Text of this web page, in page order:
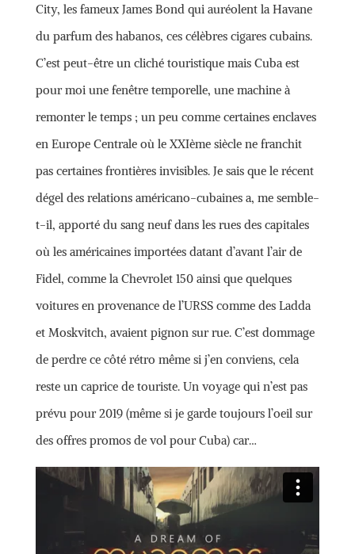
City, les fameux James Bond qui auréolent la Havane
du parfum des habanos, ces célèbres cigares cubains.
C’est peut-être un cliché touristique mais Cuba est
pour moi une fenêtre temporelle, une machine à
remonter le temps ; un peu comme certaines enclaves
en Europe Centrale où le XXIème siècle ne franchit
pas certaines frontières invisibles. Je sais que le récent
dégel des relations américano-cubaines a, me semble-
t-il, apporté du sang neuf dans les rues des capitales
où les américaines importées datant d’avant l’air de
Fidel, comme la Chevrolet 150 ainsi que quelques
voitures en provenance de l’URSS comme des Ladda
et Moskvitch, avaient pignon sur rue. C’est dommage
de perdre ce côté rétro même si j’en conviens, cela
reste un caprice de touriste. Un voyage qui n’est pas
prévu pour 2019 (même si je garde toujours l’oeil sur
des offres promos de vol pour Cuba) car…